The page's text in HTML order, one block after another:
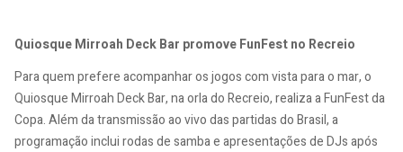
Quiosque Mirroah Deck Bar promove FunFest no Recreio
Para quem prefere acompanhar os jogos com vista para o mar, o
Quiosque Mirroah Deck Bar, na orla do Recreio, realiza a FunFest da
Copa. Além da transmissão ao vivo das partidas do Brasil, a
programação inclui rodas de samba e apresentações de DJs após